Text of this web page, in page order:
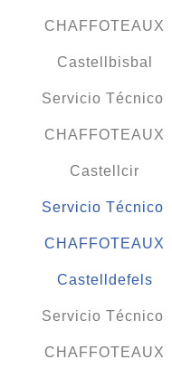
CHAFFOTEAUX
Castellbisbal
Servicio Técnico
CHAFFOTEAUX
Castellcir
Servicio Técnico
CHAFFOTEAUX
Castelldefels
Servicio Técnico
CHAFFOTEAUX